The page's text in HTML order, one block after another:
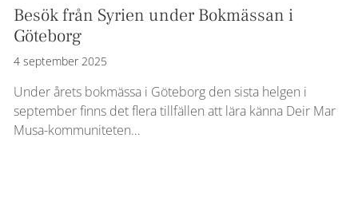
Besök från Syrien under Bokmässan i
Göteborg
4 september 2025
Under årets bokmässa i Göteborg den sista helgen i
september finns det flera tillfällen att lära känna Deir Mar
Musa-kommuniteten…